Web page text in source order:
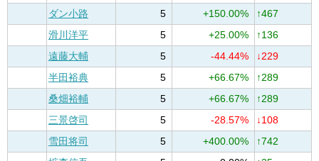
ダン小路
5 +150.00%
↑467
滑川洋平
5 +25.00%
↑136
遠藤大輔
5 -44.44%
↓229
半田裕典
5 +66.67%
↑289
桑畑裕輔
5 +66.67%
↑289
三景啓司
5 -28.57%
↓108
雪田将司
5 +400.00%
↑742